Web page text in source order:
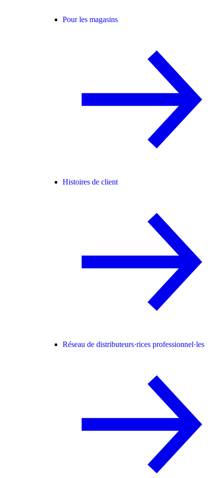
Pour les magasins
Histoires de client
Réseau de distributeurs·rices professionnel·les